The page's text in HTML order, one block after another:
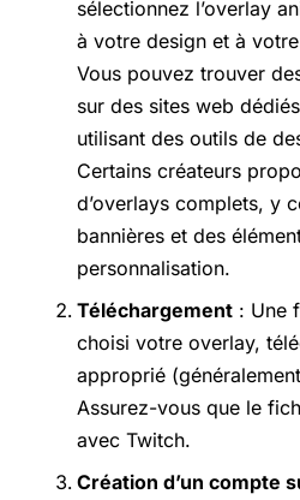
sélectionnez l’overlay
à votre design et à
Vous pouvez trouver
sur des sites web
utilisant des outils de
Certains créateurs
d’overlays complets, y
bannières et des
personnalisation.
Téléchargement : Une
choisi votre overlay,
approprié
Assurez-vous que le
avec Twitch.
Création d’un compte